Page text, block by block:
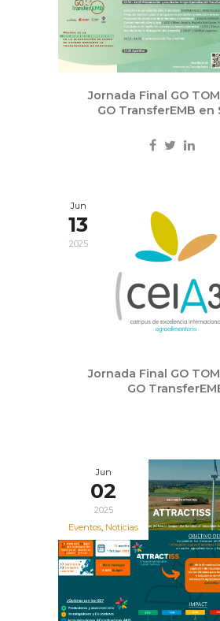
Jornada Final GO
GO TransferEMB en
Jun
13
2025
Jornada Final GO
GO
Jun
02
2025
Eventos, Noticias